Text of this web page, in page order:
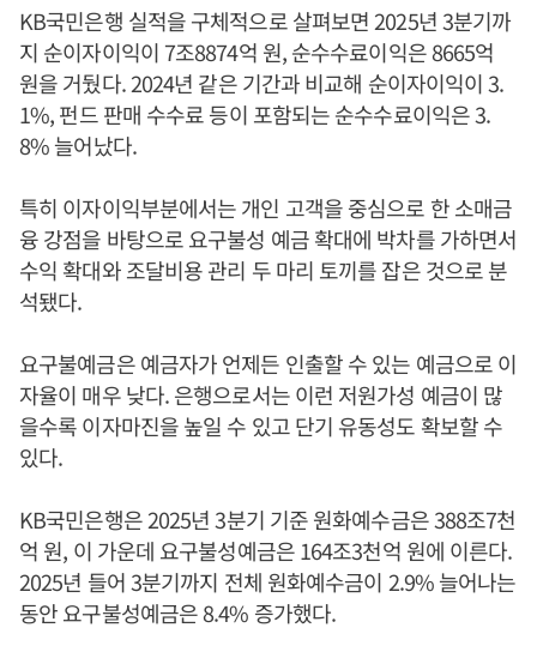
KB국민은행 실적을 구체적으로 살펴보면 2025년 3분기까
지 순이자이익이 7조8874억 원, 순수수료이익은 8665억
원을 거뒀다. 2024년 같은 기간과 비교해 순이자이익이 3.
1%, 펀드 판매 수수료 등이 포함되는 순수수료이익은 3.
8% 늘어났다.
특히 이자이익부분에서는 개인 고객을 중심으로 한 소매금
융 강점을 바탕으로 요구불성 예금 확대에 박차를 가하면서
수익 확대와 조달비용 관리 두 마리 토끼를 잡은 것으로 분
석됐다.
요구불예금은 예금자가 언제든 인출할 수 있는 예금으로 이
자율이 매우 낮다. 은행으로서는 이런 저원가성 예금이 많
을수록 이자마진을 높일 수 있고 단기 유동성도 확보할 수
있다.
KB국민은행은 2025년 3분기 기준 원화예수금은 388조7천
억 원, 이 가운데 요구불성예금은 164조3천억 원에 이른다.
2025년 들어 3분기까지 전체 원화예수금이 2.9% 늘어나는
동안 요구불성예금은 8.4% 증가했다.